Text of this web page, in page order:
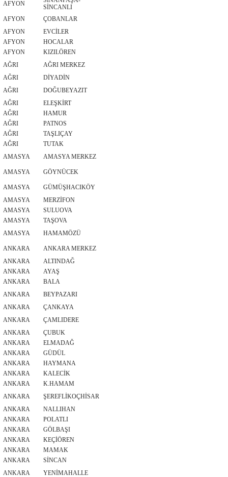
AFYON
SİNCANLI
AFYON
ÇOBANLAR
AFYON
EVCİLER
AFYON
HOCALAR
AFYON
KIZILÖREN
AĞRI
AĞRI MERKEZ
AĞRI
DİYADİN
AĞRI
DOĞUBEYAZIT
AĞRI
ELEŞKİRT
AĞRI
HAMUR
AĞRI
PATNOS
AĞRI
TAŞLIÇAY
AĞRI
TUTAK
AMASYA
AMASYA MERKEZ
AMASYA GÖYNÜCEK
AMASYA
GÜMÜŞHACIKÖY
AMASYA
MERZİFON
AMASYA
SULUOVA
AMASYA
TAŞOVA
AMASYA
HAMAMÖZÜ
ANKARA
ANKARA MERKEZ
ANKARA
ALTINDAĞ
ANKARA
AYAŞ
ANKARA
BALA
ANKARA
BEYPAZARI
ANKARA
ÇANKAYA
ANKARA
ÇAMLIDERE
ANKARA
ÇUBUK
ANKARA
ELMADAĞ
ANKARA
GÜDÜL
ANKARA
HAYMANA
ANKARA
KALECİK
ANKARA
K.HAMAM
ANKARA
ŞEREFLİKOÇHİSAR
ANKARA
NALLIHAN
ANKARA
POLATLI
ANKARA
GÖLBAŞI
ANKARA
KEÇİÖREN
ANKARA
MAMAK
ANKARA
SİNCAN
ANKARA
YENİMAHALLE